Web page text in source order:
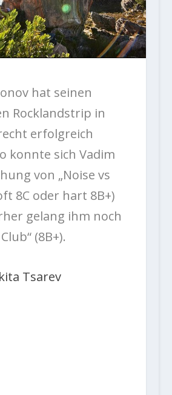
hat seinen
Rocklandstrip in
erfolgreich
konnte sich Vadim
von „Noise vs
8C oder hart 8B+)
gelang ihm noch
(8B+).
Tsarev